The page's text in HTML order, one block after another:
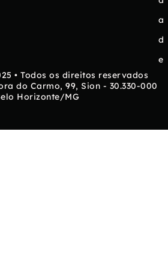
a
d
e
• Todos os direitos reservados
do Carmo, 99, Sion - 30.330-000
Horizonte/MG